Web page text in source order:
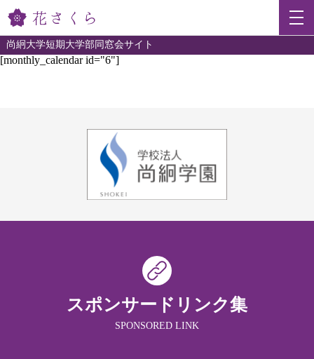
尚絅大学短期大学部同窓会サイト
[monthly_calendar id="6"]
スポンサードリンク集
SPONSORED LINK